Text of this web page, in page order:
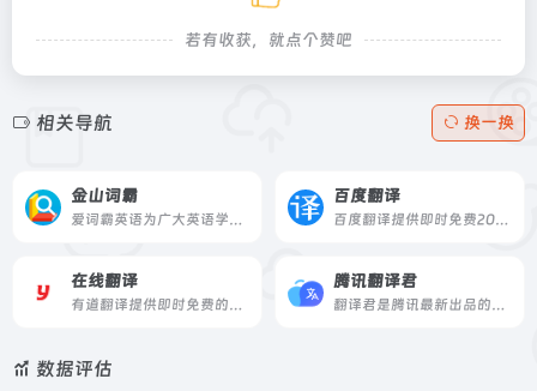
若有收获，就点个赞吧
相关导航 换一换
金山词霸
爱词霸英语为广大英语学习爱好者提供金山词霸、在线词典、在线翻译、英语学习资料、英语歌曲、英语真题在线测试、汉语查词等服务,爱词霸英语在线查词和在线翻译频道致力于为您提供优质的在线查词及在线翻译服务
百度翻译
百度翻译提供即时免费200+语言翻译服务，拥有网页和APP产品，百度翻译APP还支持拍照翻译、语音翻译等特色功能，随时随地沟通全世界
在线翻译
有道翻译提供即时免费的中文、英语、日语、韩语、法语、德语、俄语、西班牙语、葡萄牙语、越南语、印尼语、意大利语、荷兰语、泰语全文翻译、网页翻译、文档翻译服务。
腾讯翻译君
翻译君是腾讯最新出品的实时会话翻译软件，支持中、英、日、韩等多门语言。具有精准语言识别，高效、免费等特点。非常适用于境外旅游、对外交流、口语练习等情境，让你体验同声传译般的流畅和快感。
数据评估